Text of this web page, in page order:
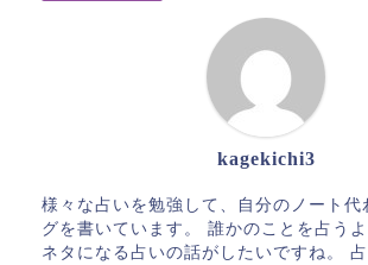
kagekichi3
様々な占いを勉強して、自分のノート代
グを書いています。 誰かのことを占う
ネタになる占いの話がしたいですね。